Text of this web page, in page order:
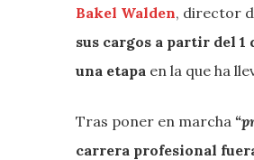
Bakel Walden, director
sus cargos a partir del 1
una etapa en la que ha
Tras poner en marcha
carrera profesional